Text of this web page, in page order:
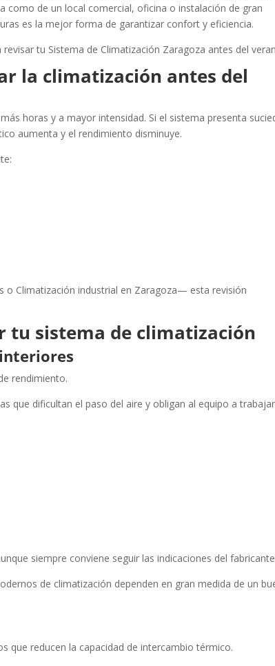
como de un local comercial, oficina o instalación de gran
es la mejor forma de garantizar confort y eficiencia.
tu Sistema de Climatización Zaragoza antes del
la climatización antes del
horas y a mayor intensidad. Si el sistema presenta
aumenta y el rendimiento disminuye.
Climatización industrial en Zaragoza— esta revisión
tu sistema de climatización
rendimiento.
que dificultan el paso del aire y obligan al equipo a trabajar
siempre conviene seguir las indicaciones del
de climatización dependen en gran medida de un
que reducen la capacidad de intercambio térmico.